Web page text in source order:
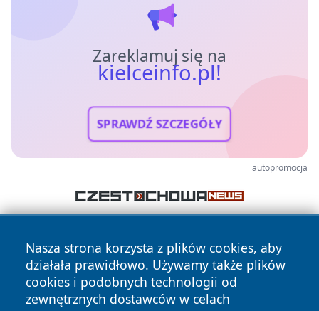
Zareklamuj się na
kielceinfo.pl!
SPRAWDŹ SZCZEGÓŁY
autopromocja
Nasza strona korzysta z plików cookies, aby
działała prawidłowo. Używamy także plików
cookies i podobnych technologii od
zewnętrznych dostawców w celach